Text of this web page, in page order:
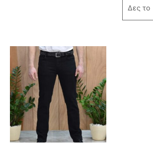
Δες το
προϊόν
έχει
πολλαπλές
παραλλαγές.
Οι
επιλογές
μπορούν